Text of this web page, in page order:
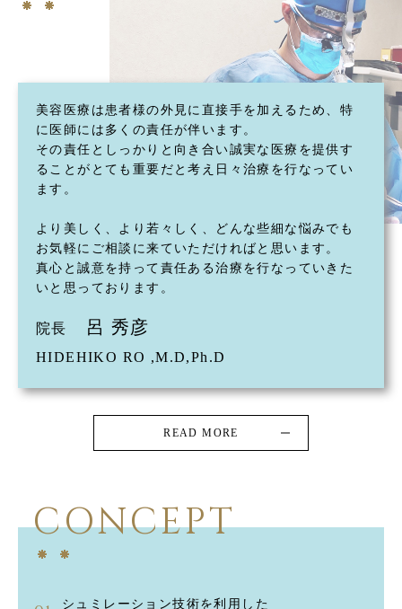
美容医療は患者様の外見に直接手を加えるため、特
に医師には多くの責任が伴います。
その責任としっかりと向き合い誠実な医療を提供す
ることがとても重要だと考え日々治療を行なってい
ます。
より美しく、より若々しく、どんな些細な悩みでも
お気軽にご相談に来ていただければと思います。
真心と誠意を持って責任ある治療を行なっていきた
いと思っております。
院長 呂 秀彦
HIDEHIKO RO ,M.D,Ph.D
READ MORE
CONCEPT
シュミレーション技術を利用した